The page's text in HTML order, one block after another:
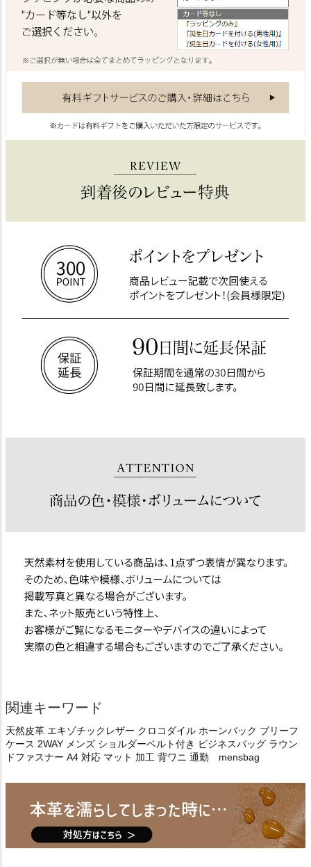
関連キーワード
天然皮革 エキゾチックレザー クロコダイル ホーンバック ブリーフ
ケース 2WAY メンズ ショルダーベルト付き ビジネスバッグ ラウン
ドファスナー A4 対応 マット 加工 背ワニ 通勤 mensbag